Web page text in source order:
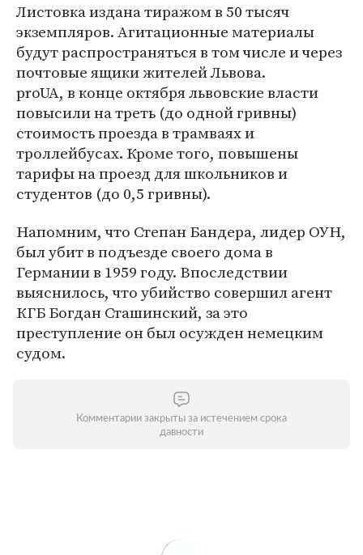
Листовка издана тиражом в 50 тысяч
экземпляров. Агитационные материалы
будут распространяться в том числе и через
почтовые ящики жителей Львова.
proUA, в конце октября львовские власти
повысили на треть (до одной гривны)
стоимость проезда в трамваях и
троллейбусах. Кроме того, повышены
тарифы на проезд для школьников и
студентов (до 0,5 гривны).
Напомним, что Степан Бандера, лидер ОУН,
был убит в подъезде своего дома в
Германии в 1959 году. Впоследствии
выяснилось, что убийство совершил агент
КГБ Богдан Сташинский, за это
преступление он был осужден немецким
судом.
Комментарии закрыты за истечением срока
давности